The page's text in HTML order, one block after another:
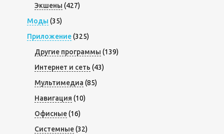
Экшены (427)
Моды (35)
Приложение(325)
Другие программы (139)
Интернет и сеть (43)
Мультимедиа (85)
Навигация (10)
Офисные(16)
Системные(32)